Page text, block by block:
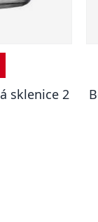
sklenice 2